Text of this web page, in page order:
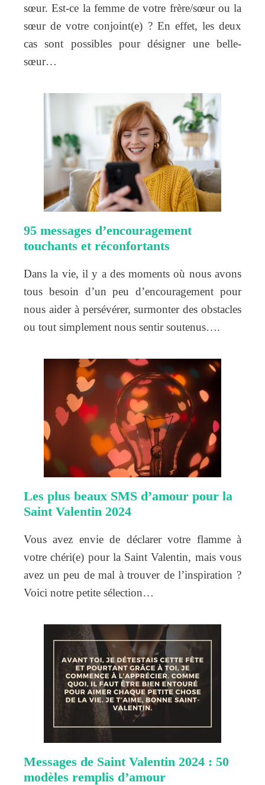
sœur. Est-ce la femme de votre frère/sœur ou la
sœur de votre conjoint(e) ? En effet, les deux
cas sont possibles pour désigner une belle-
sœur…
95 messages d’encouragement
touchants et réconfortants
Dans la vie, il y a des moments où nous avons
tous besoin d’un peu d’encouragement pour
nous aider à persévérer, surmonter des obstacles
ou tout simplement nous sentir soutenus….
Les plus beaux SMS d’amour pour la
Saint Valentin 2024
Vous avez envie de déclarer votre flamme à
votre chéri(e) pour la Saint Valentin, mais vous
avez un peu de mal à trouver de l’inspiration ?
Voici notre petite sélection…
Messages de Saint Valentin 2024 : 50
modèles remplis d’amour